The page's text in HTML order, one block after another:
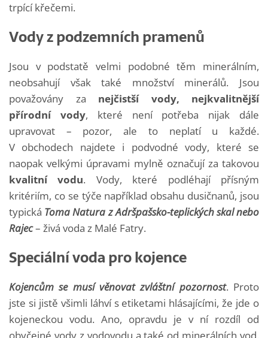
trpící křečemi.
Vody z podzemních pramenů
Jsou v podstatě velmi podobné těm minerálním,
neobsahují však také množství minerálů. Jsou
považovány za nejčistší vody, nejkvalitnější
přírodní vody, které není potřeba nijak dále
upravovat – pozor, ale to neplatí u každé.
V obchodech najdete i podvodné vody, které se
naopak velkými úpravami mylně označují za takovou
kvalitní vodu. Vody, které podléhají přísným
kritériím, co se týče například obsahu dusičnanů, jsou
typická Toma Natura z Adršpašsko-teplických skal nebo
Rajec– živá voda z Malé Fatry.
Speciální voda pro kojence
Kojencům se musí věnovat zvláštní pozornost. Proto
jste si jistě všimli láhví s etiketami hlásajícími, že jde o
kojeneckou vodu. Ano, opravdu je v ní rozdíl od